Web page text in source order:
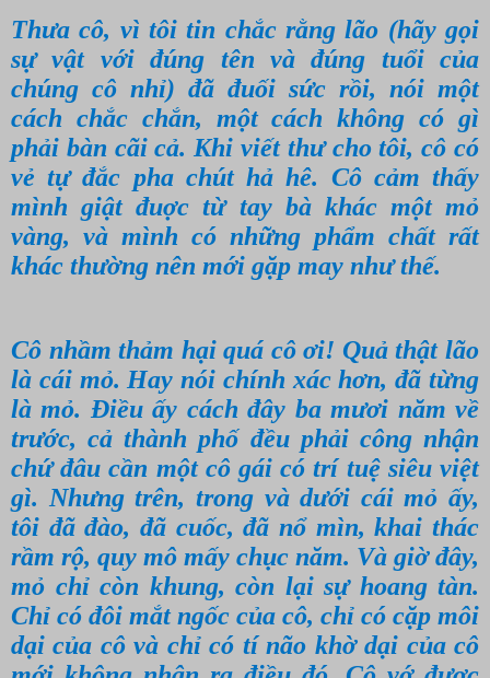
Thưa cô, vì tôi tin chắc rằng lão (hãy gọi
sự vật với đúng tên và đúng tuổi của
chúng cô nhỉ) đã đuối sức rồi, nói một
cách chắc chắn, một cách không có gì
phải bàn cãi cả. Khi viết thư cho tôi, cô có
vẻ tự đắc pha chút hả hê. Cô cảm thấy
mình giật đuợc từ tay bà khác một mỏ
vàng, và mình có những phẩm chất rất
khác thường nên mới gặp may như thế.
Cô nhầm thảm hại quá cô ơi! Quả thật lão
là cái mỏ. Hay nói chính xác hơn, đã từng
là mỏ. Điều ấy cách đây ba mươi năm về
trước, cả thành phố đều phải công nhận
chứ đâu cần một cô gái có trí tuệ siêu việt
gì. Nhưng trên, trong và dưới cái mỏ ấy,
tôi đã đào, đã cuốc, đã nổ mìn, khai thác
rầm rộ, quy mô mấy chục năm. Và giờ đây,
mỏ chỉ còn khung, còn lại sự hoang tàn.
Chỉ có đôi mắt ngốc của cô, chỉ có cặp môi
dại của cô và chỉ có tí não khờ dại của cô